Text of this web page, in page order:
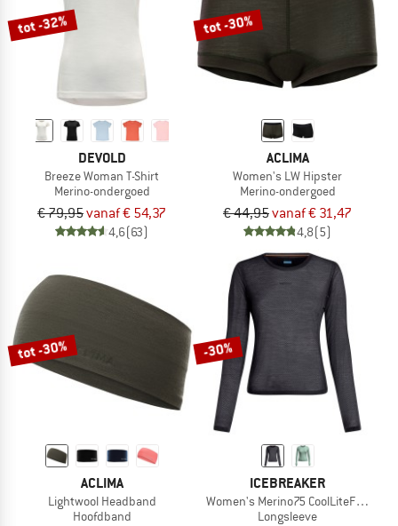
tot -32%
DEVOLD
Breeze Woman T-Shirt
Merino-ondergoed
€ 79,95vanaf € 54,37
4,6(63)
tot -30%
ACLIMA
Women's LW Hipster
Merino-ondergoed
€ 44,95vanaf € 31,47
4,8(5)
tot -30%
ACLIMA
Lightwool Headband
Hoofdband
-30%
ICEBREAKER
Women's Merino75
Longsleeve